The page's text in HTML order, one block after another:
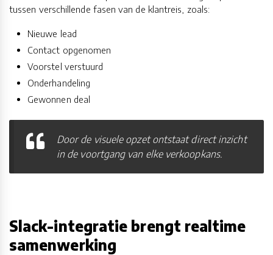
tussen verschillende fasen van de klantreis, zoals:
Nieuwe lead
Contact opgenomen
Voorstel verstuurd
Onderhandeling
Gewonnen deal
Door de visuele opzet ontstaat direct inzicht
in de voortgang van elke verkoopkans.
Slack-integratie brengt realtime
samenwerking